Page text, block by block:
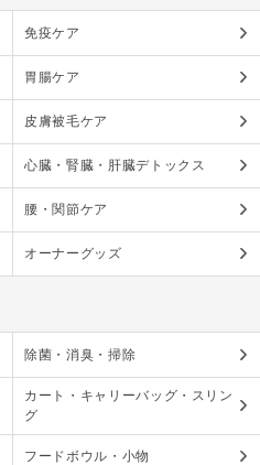
免疫ケア
胃腸ケア
皮膚被毛ケア
心臓・腎臓・肝臓デトックス
腰・関節ケア
オーナーグッズ
除菌・消臭・掃除
カート・キャリーバッグ・スリン
グ
フードボウル・小物